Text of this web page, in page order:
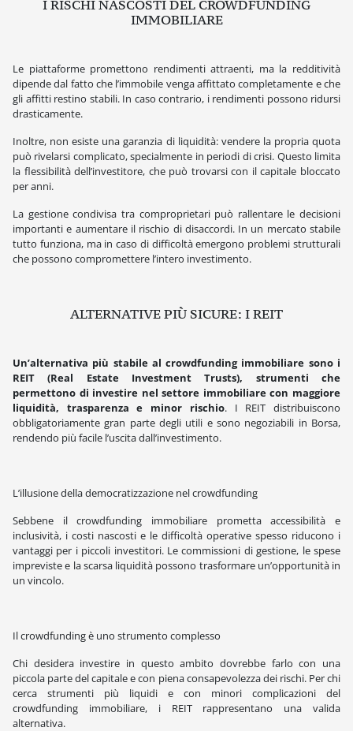
I RISCHI NASCOSTI DEL CROWDFUNDING
IMMOBILIARE
Le piattaforme promettono rendimenti attraenti, ma la redditività
dipende dal fatto che l’immobile venga affittato completamente e che
gli affitti restino stabili. In caso contrario, i rendimenti possono ridursi
drasticamente.
Inoltre, non esiste una garanzia di liquidità: vendere la propria quota
può rivelarsi complicato, specialmente in periodi di crisi. Questo limita
la flessibilità dell’investitore, che può trovarsi con il capitale bloccato
per anni.
La gestione condivisa tra comproprietari può rallentare le decisioni
importanti e aumentare il rischio di disaccordi. In un mercato stabile
tutto funziona, ma in caso di difficoltà emergono problemi strutturali
che possono compromettere l’intero investimento.
ALTERNATIVE PIÙ SICURE: I REIT
Un’alternativa più stabile al crowdfunding immobiliare sono i
REIT (Real Estate Investment Trusts), strumenti che
permettono di investire nel settore immobiliare con maggiore
liquidità, trasparenza e minor rischio. I REIT distribuiscono
obbligatoriamente gran parte degli utili e sono negoziabili in Borsa,
rendendo più facile l’uscita dall’investimento.
L’illusione della democratizzazione nel crowdfunding
Sebbene il crowdfunding immobiliare prometta accessibilità e
inclusività, i costi nascosti e le difficoltà operative spesso riducono i
vantaggi per i piccoli investitori. Le commissioni di gestione, le spese
impreviste e la scarsa liquidità possono trasformare un’opportunità in
un vincolo.
Il crowdfunding è uno strumento complesso
Chi desidera investire in questo ambito dovrebbe farlo con una
piccola parte del capitale e con piena consapevolezza dei rischi. Per chi
cerca strumenti più liquidi e con minori complicazioni del
crowdfunding immobiliare, i REIT rappresentano una valida
alternativa.